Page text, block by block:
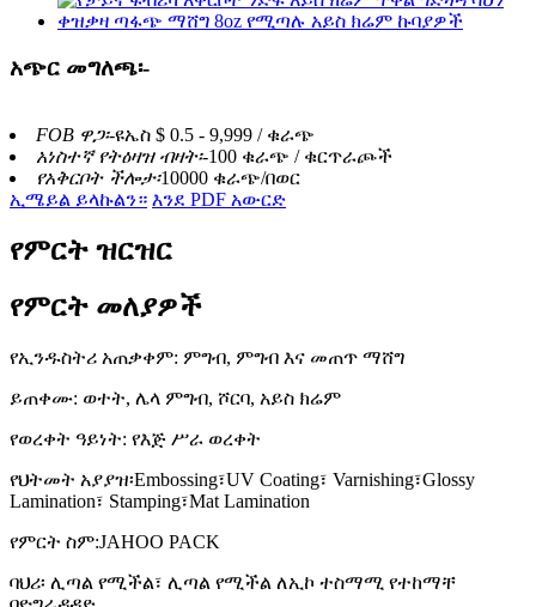
አጭር መግለጫ፡-
FOB ዋጋ፡-ዩኤስ $ 0.5 - 9,999 / ቁራጭ
አነስተኛ የትዕዛዝ ብዛት፡-100 ቁራጭ / ቁርጥራጮች
የአቅርቦት ችሎታ፡10000 ቁራጭ/በወር
ኢሜይል ይላኩልን። እንደ PDF አውርድ
የምርት ዝርዝር
የምርት መለያዎች
የኢንዱስትሪ አጠቃቀም: ምግብ, ምግብ እና መጠጥ ማሸግ
ይጠቀሙ: ወተት, ሌላ ምግብ, ሾርባ, አይስ ክሬም
የወረቀት ዓይነት: የእጅ ሥራ ወረቀት
የህትመት አያያዝ፡Embossing፣UV Coating፣ Varnishing፣Glossy
Lamination፣ Stamping፣Mat Lamination
የምርት ስም:JAHOO PACK
ባህሪ፡ ሊጣል የሚችል፣ ሊጣል የሚችል ለኢኮ ተስማሚ የተከማቸ